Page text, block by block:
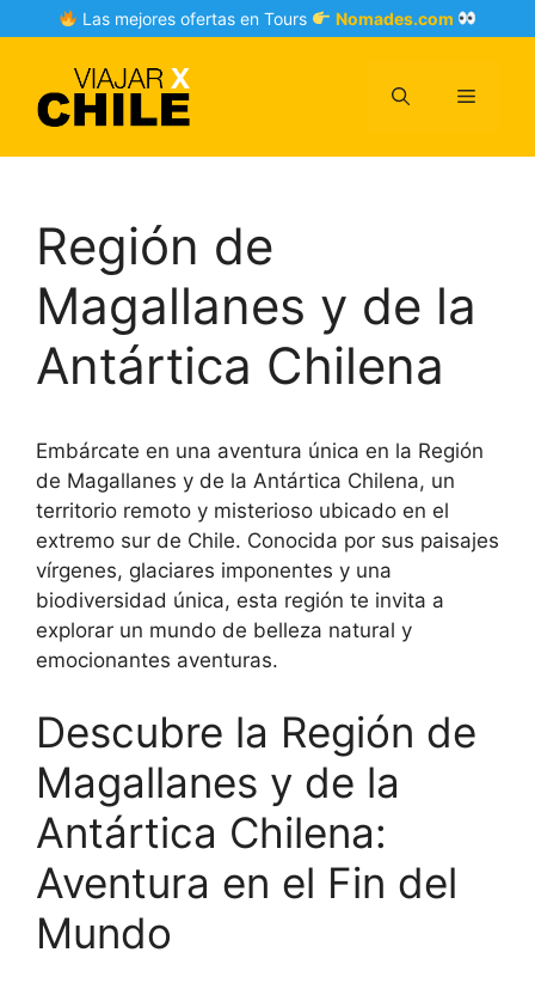
to
Las mejores ofertas en Tours Nomades.com
Menu
Región de
Magallanes y de la
Antártica Chilena
Embárcate en una aventura única en la Región
de Magallanes y de la Antártica Chilena, un
territorio remoto y misterioso ubicado en el
extremo sur de Chile. Conocida por sus paisajes
vírgenes, glaciares imponentes y una
biodiversidad única, esta región te invita a
explorar un mundo de belleza natural y
emocionantes aventuras.
Descubre la Región de
Magallanes y de la
Antártica Chilena:
Aventura en el Fin del
Mundo